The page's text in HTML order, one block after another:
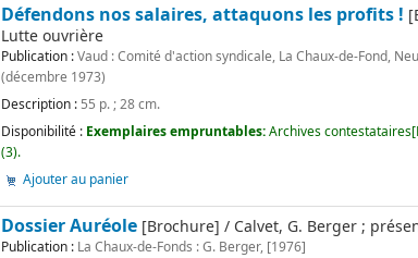
Défendons nos salaires, attaquons les profits !
Lutte ouvrière
Publication :Vaud : Comité d'action syndicale, La Chaux-de-Fond,
(décembre 1973)
Description : 55 p. ; 28 cm.
Disponibilité : Exemplaires empruntables:Archives
(3).
Ajouter au panier
Dossier Auréole [Brochure] / Calvet, G. Berger ;
Publication : La Chaux-de-Fonds : G. Berger, [1976]